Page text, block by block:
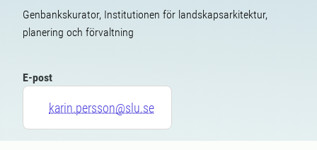
Genbankskurator, Institutionen för landskapsarkitektur,
planering och förvaltning
E-post
karin.persson@slu.se